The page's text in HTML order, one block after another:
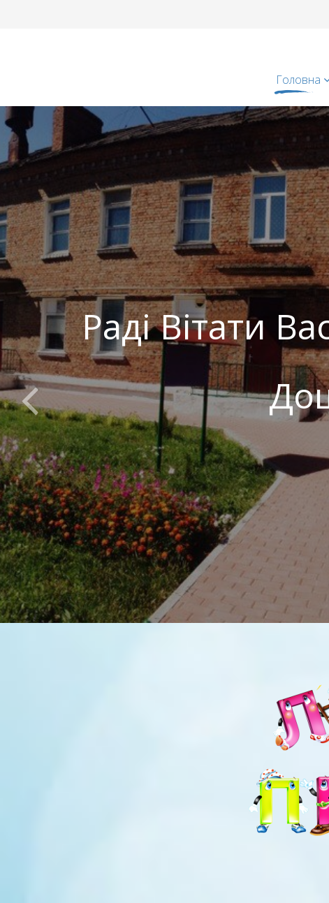
Головна
Раді Вітати